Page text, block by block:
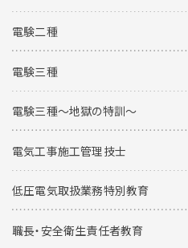
電験二種
電験三種
電験三種〜地獄の特訓〜
電気工事施工管理技士
低圧電気取扱業務特別教育
職長・安全衛生責任者教育